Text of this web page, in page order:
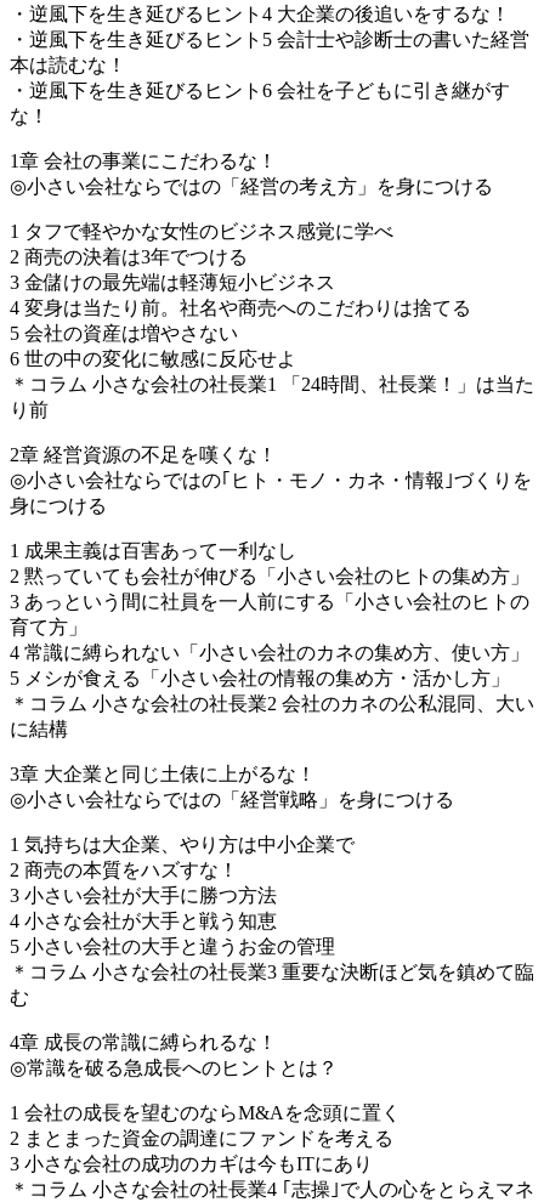
・逆風下を生き延びるヒント4 大企業の後追いをするな！
・逆風下を生き延びるヒント5 会計士や診断士の書いた経営
本は読むな！
・逆風下を生き延びるヒント6 会社を子どもに引き継がす
な！
1章 会社の事業にこだわるな！
◎小さい会社ならではの「経営の考え方」を身につける
1 タフで軽やかな女性のビジネス感覚に学べ
2 商売の決着は3年でつける
3 金儲けの最先端は軽薄短小ビジネス
4 変身は当たり前。社名や商売へのこだわりは捨てる
5 会社の資産は増やさない
6 世の中の変化に敏感に反応せよ
＊コラム 小さな会社の社長業1 「24時間、社長業！」は当た
り前
2章 経営資源の不足を嘆くな！
◎小さい会社ならではの｢ヒト・モノ・カネ・情報｣づくりを
身につける
1 成果主義は百害あって一利なし
2 黙っていても会社が伸びる「小さい会社のヒトの集め方」
3 あっという間に社員を一人前にする「小さい会社のヒトの
育て方」
4 常識に縛られない「小さい会社のカネの集め方、使い方」
5 メシが食える「小さい会社の情報の集め方・活かし方」
＊コラム 小さな会社の社長業2 会社のカネの公私混同、大い
に結構
3章 大企業と同じ土俵に上がるな！
◎小さい会社ならではの「経営戦略」を身につける
1 気持ちは大企業、やり方は中小企業で
2 商売の本質をハズすな！
3 小さい会社が大手に勝つ方法
4 小さな会社が大手と戦う知恵
5 小さい会社の大手と違うお金の管理
＊コラム 小さな会社の社長業3 重要な決断ほど気を鎮めて臨
む
4章 成長の常識に縛られるな！
◎常識を破る急成長へのヒントとは？
1 会社の成長を望むのならM&Aを念頭に置く
2 まとまった資金の調達にファンドを考える
3 小さな会社の成功のカギは今もITにあり
＊コラム 小さな会社の社長業4 ｢志操｣で人の心をとらえマネ